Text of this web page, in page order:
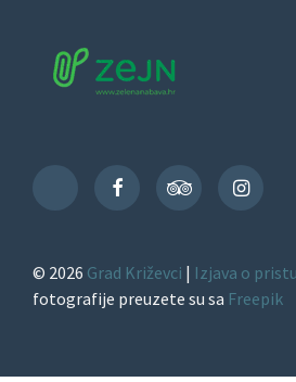
TikTok
FacebookTripAdvisor
© 2026 Grad Križevci | Izjava o
fotografije preuzete su sa Freepik